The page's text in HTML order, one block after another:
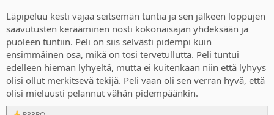
Läpipeluu kesti vajaa seitsemän tuntia ja sen jälkeen loppujen
saavutusten kerääminen nosti kokonaisajan yhdeksään ja
puoleen tuntiin. Peli on siis selvästi pidempi kuin
ensimmäinen osa, mikä on tosi tervetullutta. Peli tuntui
edelleen hieman lyhyeltä, mutta ei kuitenkaan niin että lyhyys
olisi ollut merkitsevä tekijä. Peli vaan oli sen verran hyvä, että
olisi mieluusti pelannut vähän pidempäänkin.